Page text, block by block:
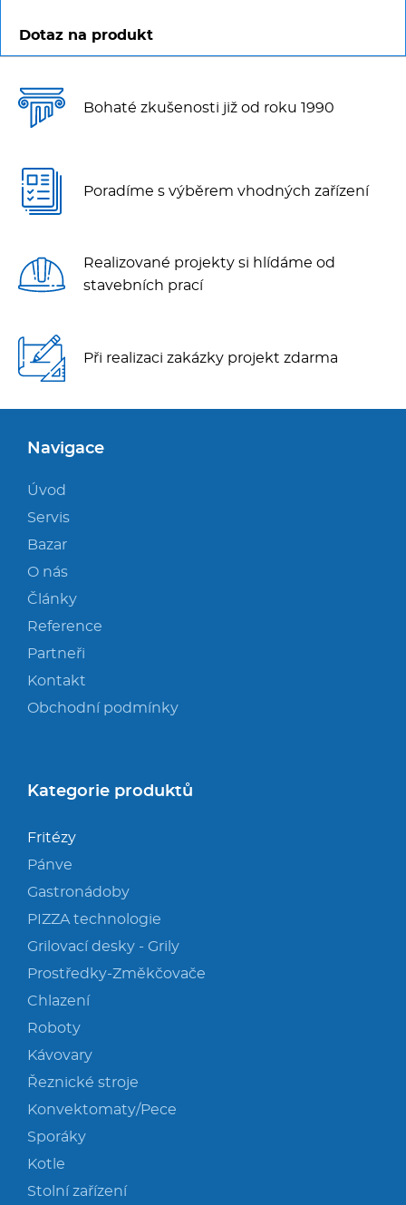
Dotaz na produkt
Bohaté zkušenosti již od roku 1990
Poradíme s výběrem vhodných zařízení
Realizované projekty si hlídáme od
stavebních prací
Při realizaci zakázky projekt zdarma
Navigace
Úvod
Servis
Bazar
O nás
Články
Reference
Partneři
Kontakt
Obchodní podmínky
Kategorie produktů
Fritézy
Pánve
Gastronádoby
PIZZA technologie
Grilovací desky - Grily
Prostředky-Změkčovače
Chlazení
Roboty
Kávovary
Řeznické stroje
Konvektomaty/Pece
Sporáky
Kotle
Stolní zařízení